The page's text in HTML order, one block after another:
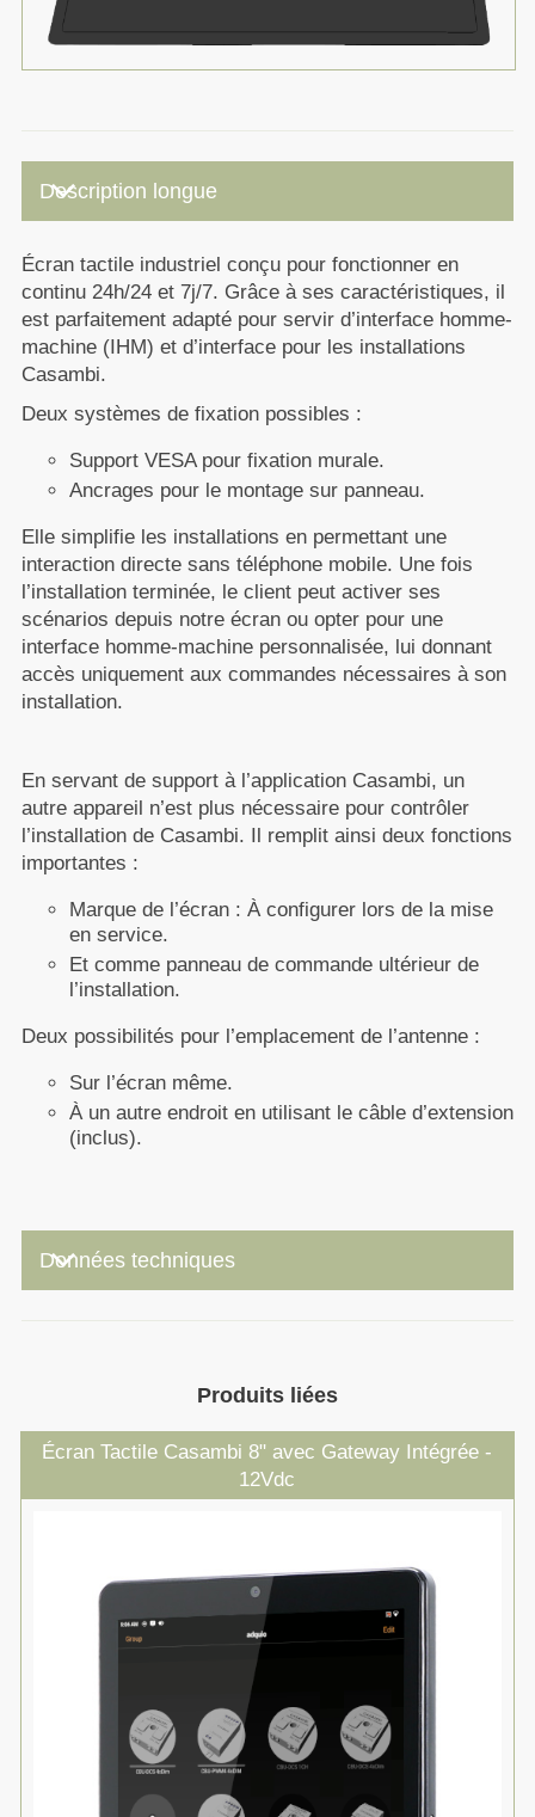
Description longue
keyboard_arrow_down
Écran tactile industriel conçu pour fonctionner en
continu 24h/24 et 7j/7. Grâce à ses caractéristiques, il
est parfaitement adapté pour servir d’interface homme-
machine (IHM) et d’interface pour les installations
Casambi.
Deux systèmes de fixation possibles :
Support VESA pour fixation murale.
Ancrages pour le montage sur panneau.
Elle simplifie les installations en permettant une
interaction directe sans téléphone mobile. Une fois
l’installation terminée, le client peut activer ses
scénarios depuis notre écran ou opter pour une
interface homme-machine personnalisée, lui donnant
accès uniquement aux commandes nécessaires à son
installation.
En servant de support à l’application Casambi, un
autre appareil n’est plus nécessaire pour contrôler
l’installation de Casambi. Il remplit ainsi deux fonctions
importantes :
Marque de l’écran : À configurer lors de la mise
en service.
Et comme panneau de commande ultérieur de
l’installation.
Deux possibilités pour l’emplacement de l’antenne :
Sur l’écran même.
À un autre endroit en utilisant le câble d’extension
(inclus).
Données techniques
keyboard_arrow_down
Produits liées
Écran Tactile Casambi 8" avec Gateway Intégrée -
12Vdc